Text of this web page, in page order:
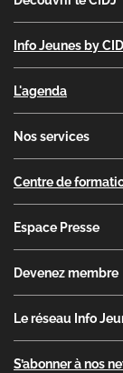
Info Jeunes by
L'agenda
Nos services
Centre de
Espace Presse
Devenez membre
Le réseau Info
S’abonner à nos